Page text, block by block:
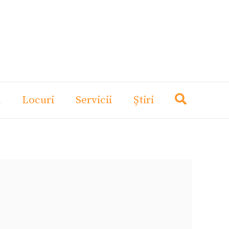
Locuri Servicii Știri